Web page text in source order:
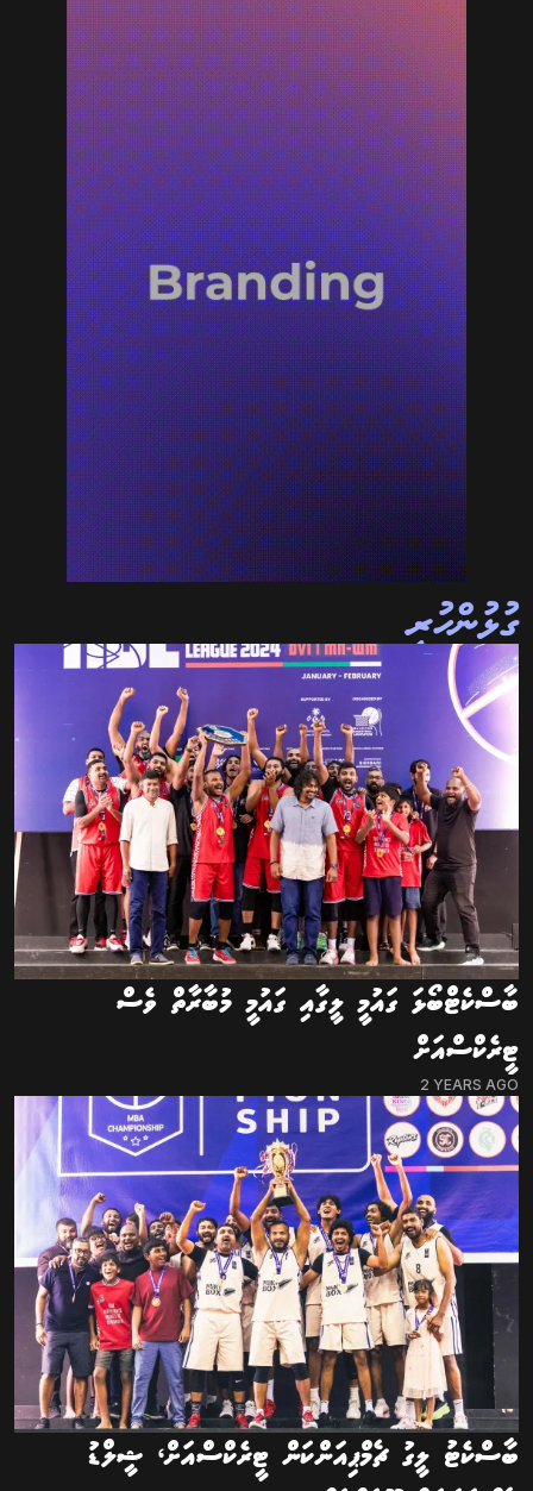
ގުޅުންހުރި
ބާސްކެޓްބޯޅަ ގައުމީ ލީގާއި ގައުމީ މުބާރާތް ވެސް
ޓީރެކްސްއަށް
2 YEARS AGO
ބާސްކެޓު ލީގު ޗެމްޕިއަންކަން ޓީރެކްސްއަށް، ޝީލްޑު